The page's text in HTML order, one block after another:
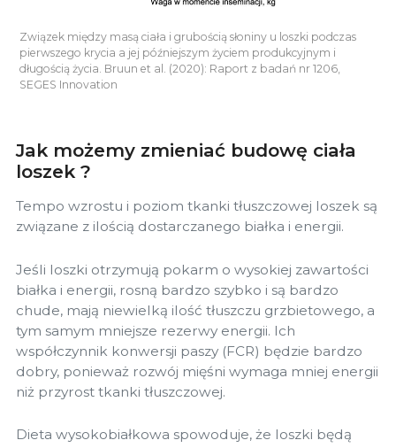
Związek między masą ciała i grubością słoniny u loszki podczas
pierwszego krycia a jej późniejszym życiem produkcyjnym i
długością życia. Bruun et al. (2020): Raport z badań nr 1206,
SEGES Innovation
Jak możemy zmieniać budowę ciała
loszek ?
Tempo wzrostu i poziom tkanki tłuszczowej loszek są
związane z ilością dostarczanego białka i energii.
Jeśli loszki otrzymują pokarm o wysokiej zawartości
białka i energii, rosną bardzo szybko i są bardzo
chude, mają niewielką ilość tłuszczu grzbietowego, a
tym samym mniejsze rezerwy energii. Ich
współczynnik konwersji paszy (FCR) będzie bardzo
dobry, ponieważ rozwój mięśni wymaga mniej energii
niż przyrost tkanki tłuszczowej.
Dieta wysokobiałkowa spowoduje, że loszki będą